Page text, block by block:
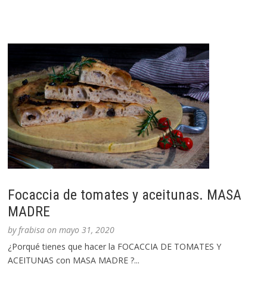
Focaccia de tomates y aceitunas. MASA
MADRE
byfrabisa onmayo 31, 2020
¿Porqué tienes que hacer la FOCACCIA DE TOMATES Y
ACEITUNAS con MASA MADRE ?...